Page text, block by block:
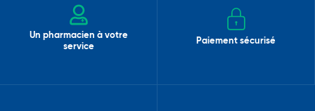
Un pharmacien à votre
service
Paiement sécurisé